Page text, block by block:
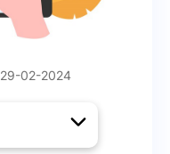
29-02-2024